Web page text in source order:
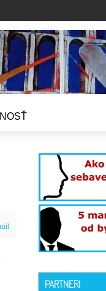
PARTNERI